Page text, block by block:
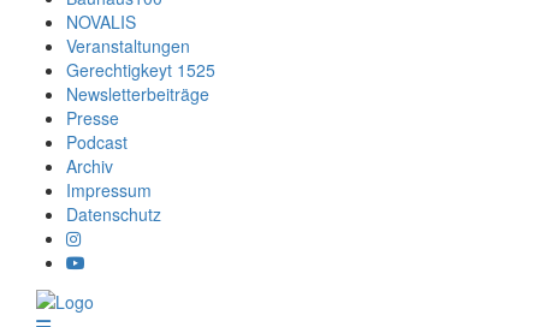
NOVALIS
Veranstaltungen
Gerechtigkeyt 1525
Newsletterbeiträge
Presse
Podcast
Archiv
Impressum
Datenschutz